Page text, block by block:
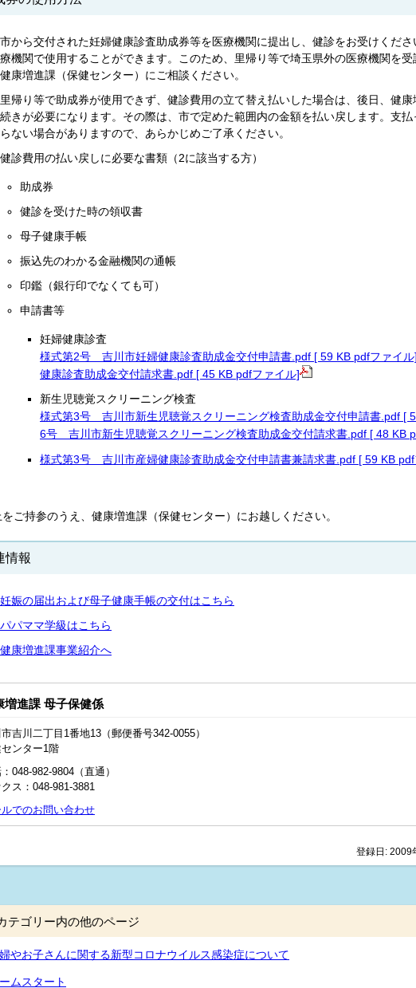
市から交付された妊婦健康診査助成券等を医療機関に提出し、健診をお受けくだ
療機関で使用することができます。このため、里帰り等で埼玉県外の医療機関を
健康増進課（保健センター）にご相談ください。
里帰り等で助成券が使用できず、健診費用の立て替え払いした場合は、後日、健
続きが必要になります。その際は、市で定めた範囲内の金額を払い戻します。支
らない場合がありますので、あらかじめご了承ください。
健診費用の払い戻しに必要な書類（2に該当する方）
助成券
健診を受けた時の領収書
母子健康手帳
振込先のわかる金融機関の通帳
印鑑（銀行印でなくても可）
申請書等
妊婦健康診査
様式第2号 吉川市妊婦健康診査助成金交付申請書.pdf [ 59 KB pdfファイル]
健康診査助成金交付請求書.pdf [ 45 KB pdfファイル]
新生児聴覚スクリーニング検査
様式第3号 吉川市新生児聴覚スクリーニング検査助成金交付申請書.pdf [
6号 吉川市新生児聴覚スクリーニング検査助成金交付請求書.pdf [ 48 KB
様式第3号 吉川市産婦健康診査助成金交付申請書兼請求書.pdf [ 59 KB pdf
ご持参のうえ、健康増進課（保健センター）にお越しください。
情報
妊娠の届出および母子健康手帳の交付はこちら
パパママ学級はこちら
健康増進課事業紹介へ
増進課 母子保健係
吉川二丁目1番地13（郵便番号342-0055）
ンター1階
048-982-9804（直通）
ス：048-981-3881
でのお問い合わせ
登録日: 2009
テゴリー内の他のページ
やお子さんに関する新型コロナウイルス感染症について
ムスタート